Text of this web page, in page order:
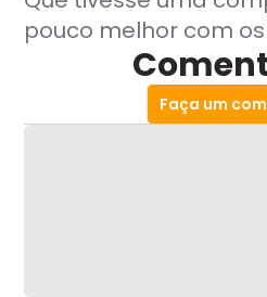
pouco melhor com
Faça um